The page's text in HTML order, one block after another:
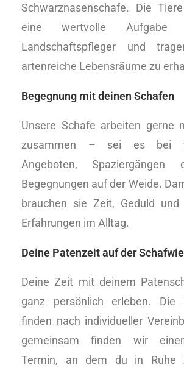
Schwarznasenschafe. Die
eine wertvolle Aufgabe
Landschaftspfleger und
artenreiche Lebensräume zu
Begegnung mit deinen Schafen
Unsere Schafe arbeiten gerne
zusammen – sei es bei
Angeboten, Spaziergängen
Begegnungen auf der Weide.
brauchen sie Zeit, Geduld und
Erfahrungen im Alltag.
Deine Patenzeit auf der
Deine Zeit mit deinem
ganz persönlich erleben. Die
finden nach individueller
gemeinsam finden wir
Termin, an dem du in Ruhe